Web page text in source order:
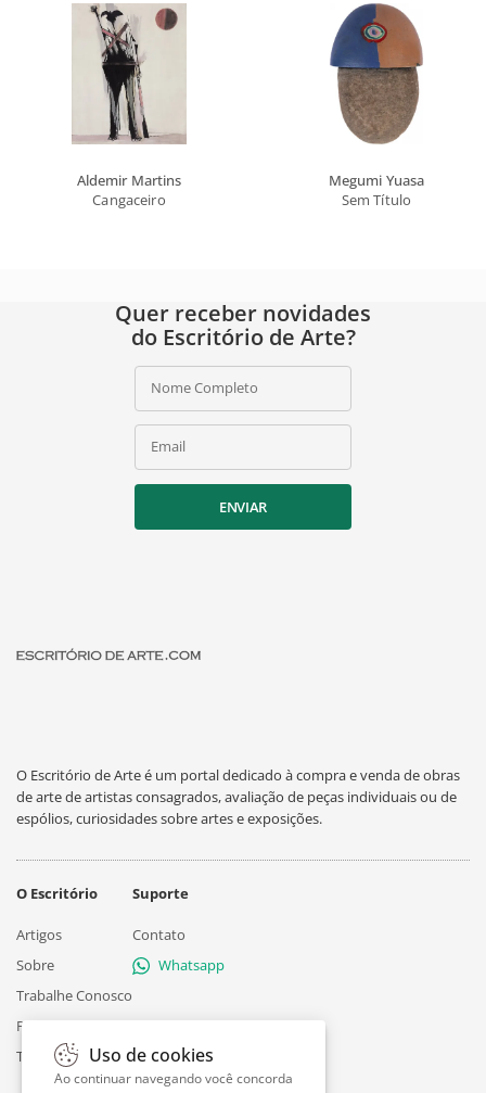
Aldemir Martins
Cangaceiro
Megumi Yuasa
Sem Título
Quer receber novidades
do Escritório de Arte?
Nome Completo
Email
ENVIAR
O Escritório de Arte é um portal dedicado à compra e venda de obras
de arte de artistas consagrados, avaliação de peças individuais ou de
espólios, curiosidades sobre artes e exposições.
O Escritório
Artigos
Sobre
Trabalhe Conosco
Privacidade
Termos
Suporte
Contato
Whatsapp
Uso de cookies
Ao continuar navegando você concorda